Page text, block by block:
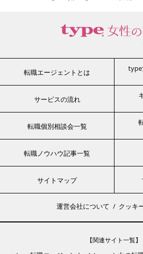
転職エージェントとは
type
サービスの流れ
転職個別相談会一覧
転職ノウハウ記事一覧
サイトマップ
運営会社について クッキ
【関連サイト一覧】